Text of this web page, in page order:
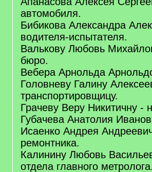
автомобиля.
Бибикова Александра
водителя-испытателя.
Валькову Любовь
бюро.
Вебера Арнольда
Головневу Галину
транспортировщицу.
Грачеву Веру Никитичну -
Губачева Анатолия
Исаенко Андрея
ремонтника.
Калинину Любовь
отдела главного